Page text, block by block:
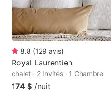
8.8 (129 avis)
Royal Laurentien
chalet · 2 Invités · 1 Chambre
174 $ /nuit